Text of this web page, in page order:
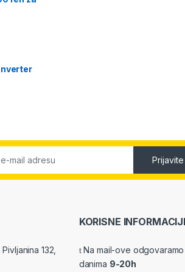
132,
KORISNE
Na mail-ove odgovaramo
danima 9-20h